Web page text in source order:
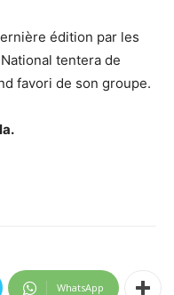
édition par les
tentera de
favori de son groupe.
WhatsApp